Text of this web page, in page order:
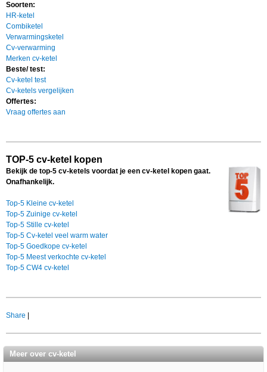
Soorten:
HR-ketel
Combiketel
Verwarmingsketel
Cv-verwarming
Merken cv-ketel
Beste/ test:
Cv-ketel test
Cv-ketels vergelijken
Offertes:
Vraag offertes aan
TOP-5 cv-ketel kopen
Bekijk de top-5 cv-ketels voordat je een cv-ketel kopen gaat.
Onafhankelijk.
Top-5 Kleine cv-ketel
Top-5 Zuinige cv-ketel
Top-5 Stille cv-ketel
Top-5 Cv-ketel veel warm water
Top-5 Goedkope cv-ketel
Top-5 Meest verkochte cv-ketel
Top-5 CW4 cv-ketel
Share
Meer over cv-ketel